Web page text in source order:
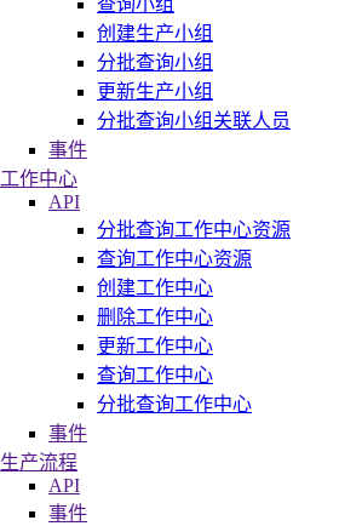
查询小组
创建生产小组
分批查询小组
更新生产小组
分批查询小组关联人员
事件
工作中心
API
分批查询工作中心资源
查询工作中心资源
创建工作中心
删除工作中心
更新工作中心
查询工作中心
分批查询工作中心
事件
生产流程
API
事件